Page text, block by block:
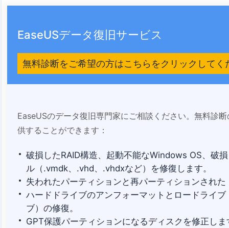
EaseUSデータ復旧サービス
無料診断をご希望の方はこちらをクリックしてく
EaseUSのデータ復旧専門家にご相談ください。無料診
供することができます：
破損したRAID構造、起動不能なWindows OS、破
ル（.vmdk、.vhd、.vhdxなど）を修復します。
失われたパーティションと再パーティションされ
ハードドライブのアンフォーマットとロードライ
ブ）の修復。
GPT保護パーティションになるディスクを修正しま